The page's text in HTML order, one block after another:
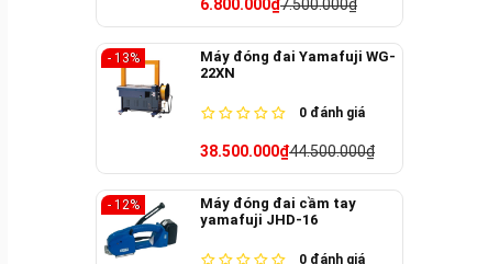
6.800.000₫7.500.000₫
- 13%
Máy đóng đai Yamafuji WG-
22XN
0 đánh giá
38.500.000₫44.500.000₫
- 12%
Máy đóng đai cầm tay
yamafuji JHD-16
0 đánh giá